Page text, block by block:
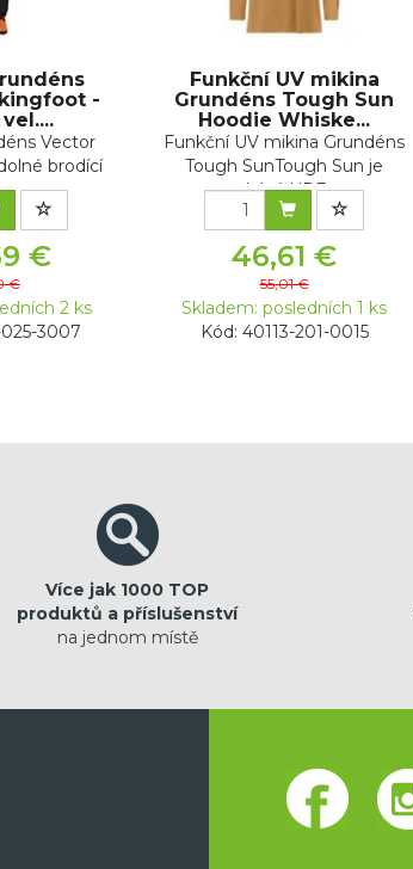
-
Vector
brodící
n...
€
€
2 ks
3007
Funkční UV mikina
Grundéns Tough Sun
Hoodie Whiske...
Funkční UV mikina Grundéns
Tough SunTough Sun je
odolná UPF ...
46,61 €
55,01 €
Skladem: posledních 1 ks
Kód: 40113-201-0015
Více jak 1000 TOP
produktů a příslušenství
na jednom místě